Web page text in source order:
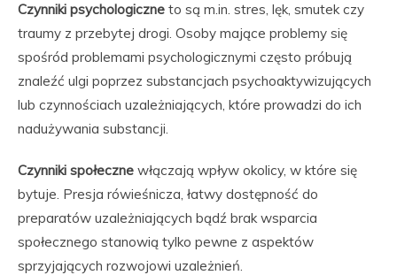
Czynniki psychologiczne to są m.in. stres, lęk, smutek czy
traumy z przebytej drogi. Osoby mające problemy się
spośród problemami psychologicznymi często próbują
znaleźć ulgi poprzez substancjach psychoaktywizujących
lub czynnościach uzależniających, które prowadzi do ich
nadużywania substancji.
Czynniki społeczne włączają wpływ okolicy, w które się
bytuje. Presja rówieśnicza, łatwy dostępność do
preparatów uzależniających bądź brak wsparcia
społecznego stanowią tylko pewne z aspektów
sprzyjających rozwojowi uzależnień.